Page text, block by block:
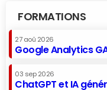
FORMATIONS
27 aoû 2026
Google Analytics
03 sep 2026
ChatGPT et IA